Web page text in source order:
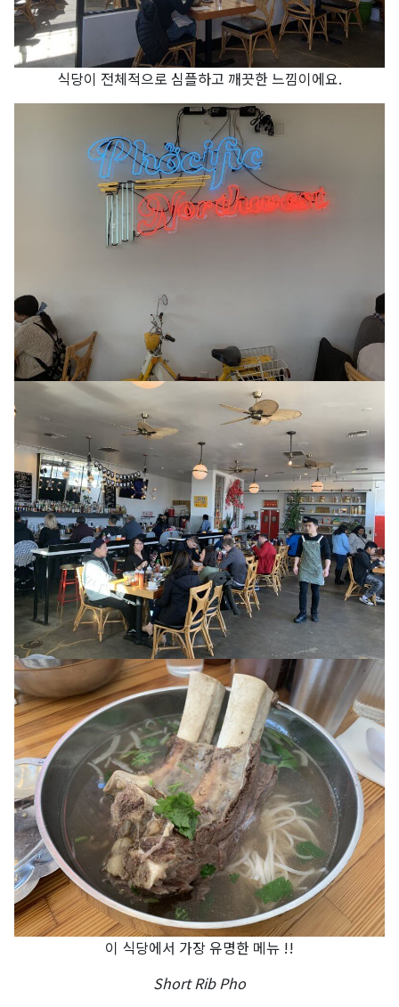
식당이 전체적으로 심플하고 깨끗한 느낌이에요.
이 식당에서 가장 유명한 메뉴 !!
Short Rib Pho